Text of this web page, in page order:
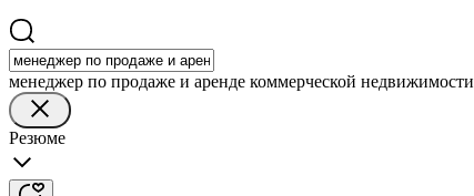
менеджер по продаже и аренде коммерческой недвижимости
Резюме